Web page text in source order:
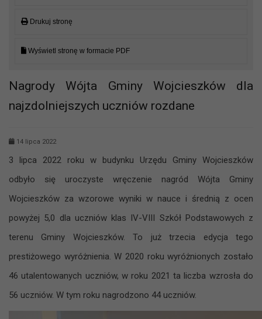
Drukuj stronę
Wyświetl stronę w formacie PDF
Nagrody Wójta Gminy Wojcieszków dla
najzdolniejszych uczniów rozdane
14 lipca 2022
3 lipca 2022 roku w budynku Urzędu Gminy Wojcieszków
odbyło się uroczyste wręczenie nagród Wójta Gminy
Wojcieszków za wzorowe wyniki w nauce i średnią z ocen
powyżej 5,0 dla uczniów klas IV-VIII Szkół Podstawowych z
terenu Gminy Wojcieszków. To już trzecia edycja tego
prestiżowego wyróżnienia. W 2020 roku wyróżnionych zostało
46 utalentowanych uczniów, w roku 2021 ta liczba wzrosła do
56 uczniów. W tym roku nagrodzono 44 uczniów.